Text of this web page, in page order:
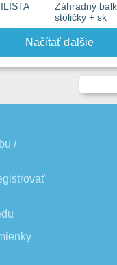
Záhradný
stoličky + sk
Načítať ďalšie
/